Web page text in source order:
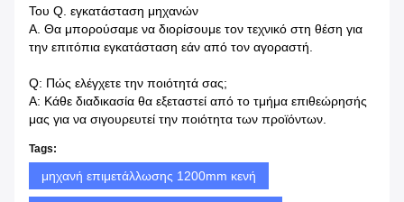
Του Q. εγκατάσταση μηχανών
Α. Θα μπορούσαμε να διορίσουμε τον τεχνικό στη θέση για
την επιτόπια εγκατάσταση εάν από τον αγοραστή.
Q: Πώς ελέγχετε την ποιότητά σας;
Α: Κάθε διαδικασία θα εξεταστεί από το τμήμα επιθεώρησής
μας για να σιγουρευτεί την ποιότητα των προϊόντων.
Tags:
μηχανή επιμετάλλωσης 1200mm κενή